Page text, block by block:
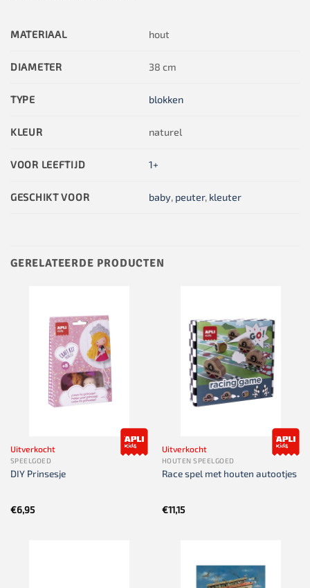
MATERIAAL hout
DIAMETER 38 cm
TYPE blokken
KLEUR naturel
VOOR LEEFTIJD 1+
GESCHIKT VOOR baby, peuter, kleuter
GERELATEERDE PRODUCTEN
Uitverkocht
SPEELGOED
DIY Prinsesje
€6,95
Uitverkocht
HOUTEN SPEELGOED
Race spel met houten autootjes
€11,15